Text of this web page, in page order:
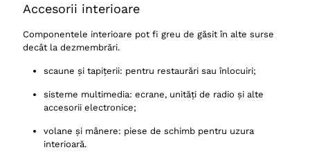
Accesorii interioare
Componentele interioare pot fi greu de găsit în alte surse
decât la dezmembrări.
scaune și tapițerii: pentru restaurări sau înlocuiri;
sisteme multimedia: ecrane, unități de radio și alte
accesorii electronice;
volane și mânere: piese de schimb pentru uzura
interioară.